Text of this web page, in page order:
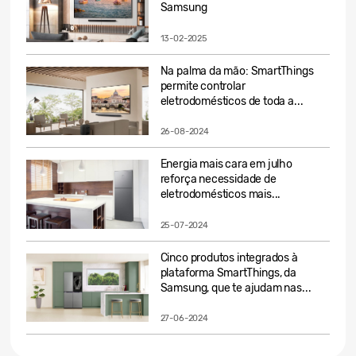
Samsung
13-02-2025
Na palma da mão: SmartThings
permite controlar
eletrodomésticos de toda a...
26-08-2024
Energia mais cara em julho
reforça necessidade de
eletrodomésticos mais...
25-07-2024
Cinco produtos integrados à
plataforma SmartThings, da
Samsung, que te ajudam nas...
27-06-2024